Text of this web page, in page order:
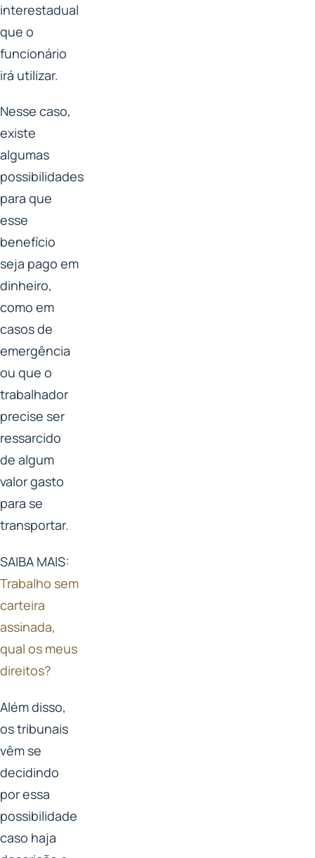
interestadual
que o
funcionário
irá utilizar.
Nesse caso,
existe
algumas
possibilidades
para que
esse
benefício
seja pago em
dinheiro,
como em
casos de
emergência
ou que o
trabalhador
precise ser
ressarcido
de algum
valor gasto
para se
transportar.
SAIBA MAIS:
Trabalho sem
carteira
assinada,
qual os meus
direitos?
Além disso,
os tribunais
vêm se
decidindo
por essa
possibilidade
caso haja